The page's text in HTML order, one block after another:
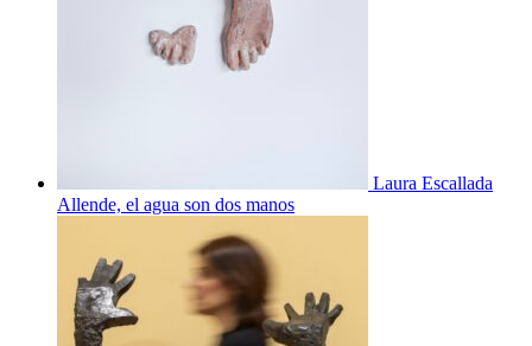
Laura Escallada
Allende, el agua son dos manos